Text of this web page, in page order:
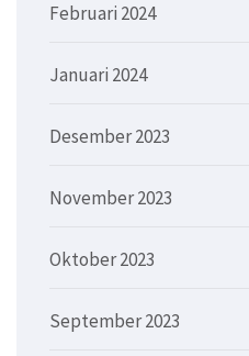
Februari 2024
Januari 2024
Desember 2023
November 2023
Oktober 2023
September 2023